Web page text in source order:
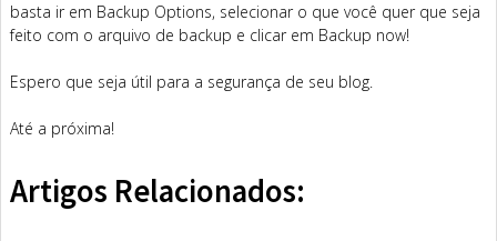
basta ir em Backup Options, selecionar o que você quer que seja
feito com o arquivo de backup e clicar em Backup now!
Espero que seja útil para a segurança de seu blog.
Até a próxima!
Artigos Relacionados: